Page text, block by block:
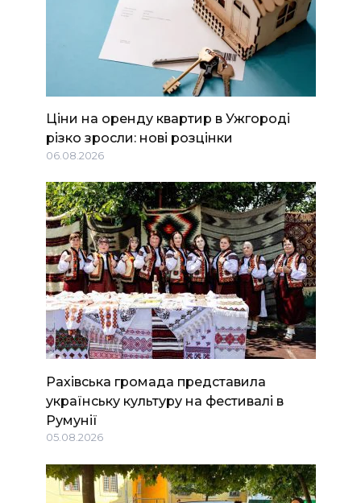
Ціни на оренду квартир в Ужгороді
різко зросли: нові розцінки
06.08.2026
Рахівська громада представила
українську культуру на фестивалі в
Румунії
05.08.2026